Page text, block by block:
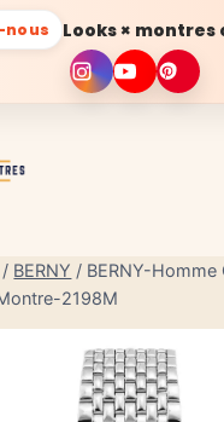
nous Looks ×
/ BERNY / BERNY-
2198M